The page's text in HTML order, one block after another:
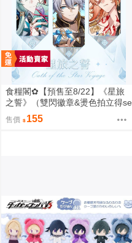
食糧閣✿【預售至8/22】《星旅
之誓》（雙閃徽章&燙色拍立得se
t、壓克力色紙、乾花麻將、菱形
雙片吊飾）星穹鐵道／白厄／同
售價 155